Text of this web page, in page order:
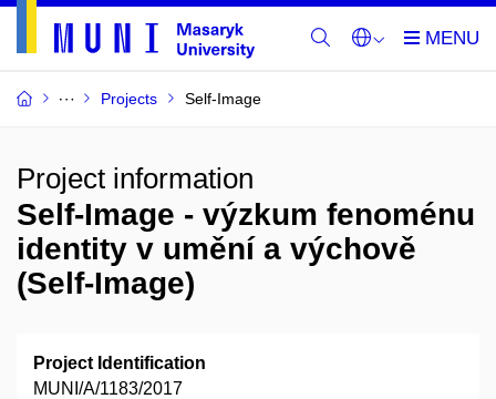
Projects Self-Image
Project information
Self-Image - výzkum fenoménu
identity v umění a výchově
(Self-Image)
Project Identification
MUNI/A/1183/2017